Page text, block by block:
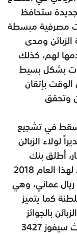
ستحافظ
مصرفية مبسطة
ومدى
لهم، كذلك
بشكل بسيط
بإتقان
وتحقق
في تشجيع
لولاء الزبائن
أطلق بنك
مسقط برنامج «المزيونة» للادخار الجديد لهذا العام 2018
تصل إلى 10 ملايين ريال عماني، وهي
كما يتميز
بالجوائز
المالية المثيرة مقارنة بالعام الماضي حيث سيفوز 3427